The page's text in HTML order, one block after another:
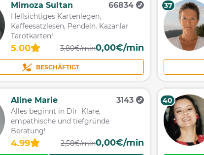
Mimoza Sultan 66834
Hellsichtiges Kartenlegen,
Kaffeesatzlesen, Pendeln. Kazanlar
Tarotkarten!
5.00 3,80€/min0,00€/min
BESCHÄFTIGT
37
Aline Marie 3143
Alles beginnt in Dir Klare,
empathische und tiefgründe
Beratung!
4.99 2,58€/min0,00€/min
40